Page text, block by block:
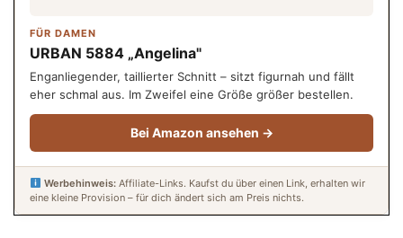
FÜR DAMEN
URBAN 5884 „Angelina"
Enganliegender, taillierter Schnitt – sitzt figurnah und fällt
eher schmal aus. Im Zweifel eine Größe größer bestellen.
Bei Amazon ansehen →
Werbehinweis:Affiliate-Links. Kaufst du über einen Link, erhalten wir
eine kleine Provision – für dich ändert sich am Preis nichts.